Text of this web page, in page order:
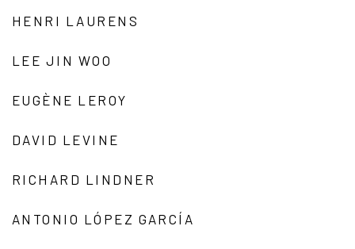
HENRI LAURENS
LEE JIN WOO
EUGÈNE LEROY
DAVID LEVINE
RICHARD LINDNER
ANTONIO LÓPEZ GARCÍA